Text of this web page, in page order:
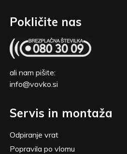
Pokličite nas
ali nam pišite:
info@vovko.si
Servis in montaža
Odpiranje vrat
Popravila po vlomu